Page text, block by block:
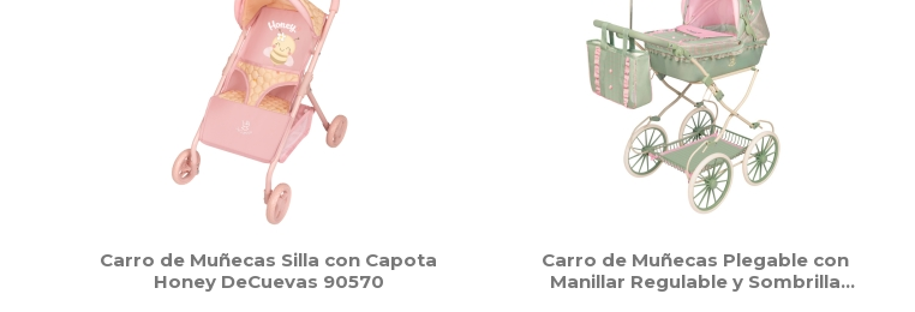
Carro de Muñecas Silla con Capota
Honey DeCuevas 90570
Carro de Muñecas Plegable con
Manillar Regulable y Sombrilla